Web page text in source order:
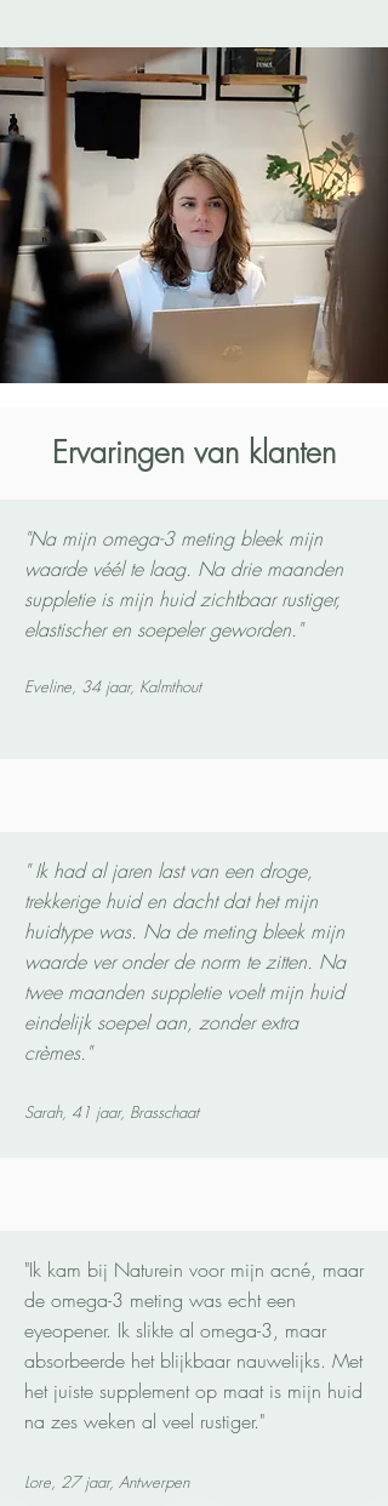
Ervaringen van klanten
"Na mijn omega-3 meting bleek mijn
waarde véél te laag. Na drie maanden
suppletie is mijn huid zichtbaar rustiger,
elastischer en soepeler geworden."
Eveline, 34 jaar, Kalmthout
" Ik had al jaren last van een droge,
trekkerige huid en dacht dat het mijn
huidtype was. Na de meting bleek mijn
waarde ver onder de norm te zitten. Na
twee maanden suppletie voelt mijn huid
eindelijk soepel aan, zonder extra
crèmes."
Sarah, 41 jaar, Brasschaat
"Ik kam bij Naturein voor mijn acné, maar
de omega-3 meting was echt een
eyeopener. Ik slikte al omega-3, maar
absorbeerde het blijkbaar nauwelijks. Met
het juiste supplement op maat is mijn huid
na zes weken al veel rustiger."
Lore, 27 jaar, Antwerpen